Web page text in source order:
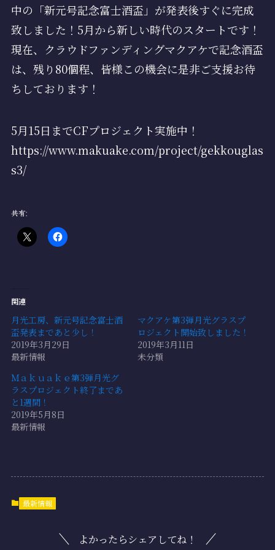
中の「新元号記念富士酒盃」が発表後すぐに完成
致しました！5月から新しい時代のスタートです！
現在、クラウドファンディングマクアケで記念酒盃
は、残り80個程、皆様この機会に是非ご支援お待
ちしております！
5月15日までCFプロジェクト実施中！
https://www.makuake.com/project/gekkouglas
s3/
共有:
関連
月光工房、新元号記念富士酒
盃発表まであと少し！
2019年3月29日
最新情報
マクアケ第3弾月光グラスプ
ロジェクト開始致しました！
2019年3月11日
未分類
Ｍａｋｕａｋｅ第3弾月光グ
ラスプロジェクト終了まであ
と1週間！
2019年5月8日
最新情報
最新情報
よかったらシェアしてね！